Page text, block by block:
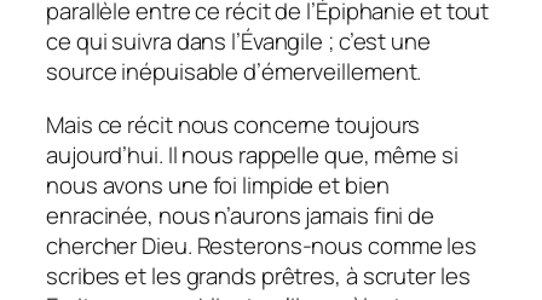
parallèle entre ce récit de l’Épiphanie et tout
ce qui suivra dans l’Évangile ; c’est une
source inépuisable d’émerveillement.
Mais ce récit nous concerne toujours
aujourd’hui. Il nous rappelle que, même si
nous avons une foi limpide et bien
enracinée, nous n’aurons jamais fini de
chercher Dieu. Resterons-nous comme les
scribes et les grands prêtres, à scruter les